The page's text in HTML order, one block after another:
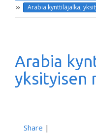
›› Arabia kynttiläjalka,
Arabia
yksityisen
Share |